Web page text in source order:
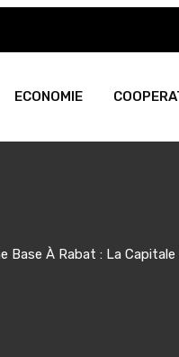
ECONOMIE
Base À Rabat : La